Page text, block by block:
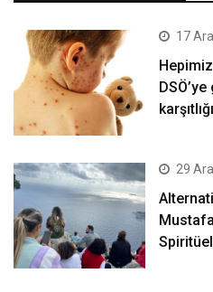
17
karşıtlığı
29